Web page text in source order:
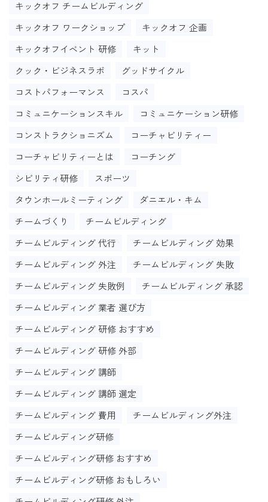
キックオフ チームビルディング
キックオフ ワークショップ
キックオフ 企画
キックオフイベント 研修
キット
クック・ビジネスラボ
グッドサイクル
コストパフォーマンス
コスパ
コミュニケーションスキル
コミュニケーション研修
コンストラクショニズム
コーチャビリティー
コーチャビリティーとは
コーチング
シビリティ研修
スポーツ
タウンホールミーティング
ダニエル・キム
チームづくり
チームビルディング
チームビルディング 代行
チームビルディング 効果
チームビルディング 外注
チームビルディング 失敗
チームビルディング 失敗例
チームビルディング 承認
チームビルディング 業者 選び方
チームビルディング 研修 おすすめ
チームビルディング 研修 外部
チームビルディング 講師
チームビルディング 講師 選定
チームビルディング 費用
チームビルディング外注
チームビルディング研修
チームビルディング研修 おすすめ
チームビルディング研修 おもしろい